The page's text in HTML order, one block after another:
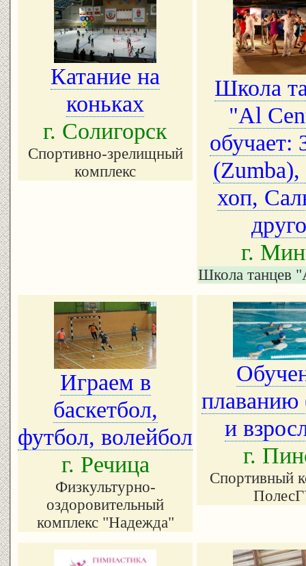
Катание на
коньках
г. Солигорск
Спортивно-зрелищный
комплекс
Школа
"Al
обучает:
хоп,
г.
Школа танцев
Играем в
баскетбол,
футбол, волейбол
г. Речица
Физкультурно-
оздоровительный
комплекс "Надежда"
плаванию
и
г.
Спортивный